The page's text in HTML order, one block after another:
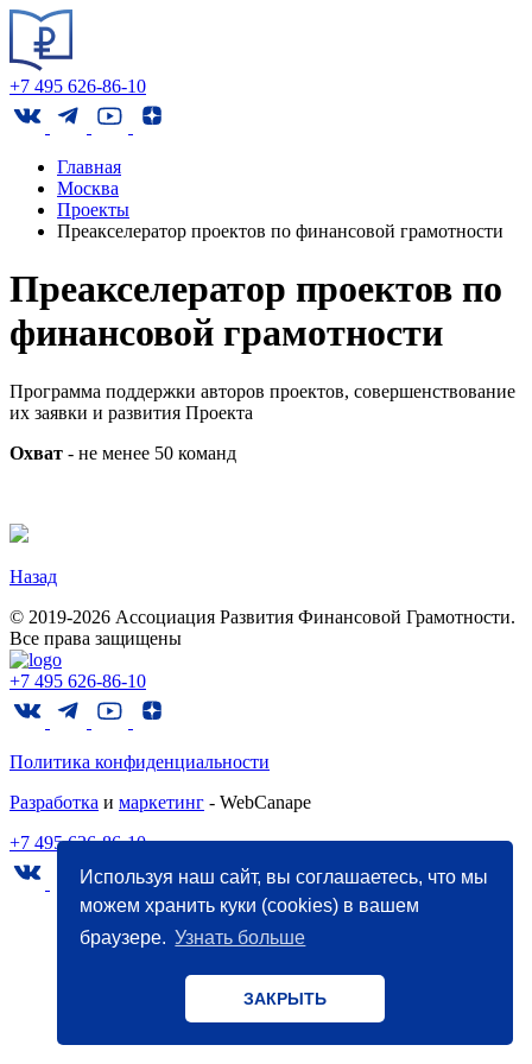
Используя наш сайт, вы соглашаетесь, что мы
можем хранить куки (cookies) в вашем
браузере. Узнать больше
ЗАКРЫТЬ
+7 495 626-86-10
Главная
Москва
Проекты
Преакселератор проектов по финансовой грамотности
Преакселератор проектов по
финансовой грамотности
Программа поддержки авторов проектов, совершенствование
их заявки и развития Проекта
Охват - не менее 50 команд
Назад
© 2019-2026 Ассоциация Развития Финансовой Грамотности.
Все права защищены
+7 495 626-86-10
Политика конфиденциальности
Разработка и маркетинг - WebCanape
+7 495 626-86-10